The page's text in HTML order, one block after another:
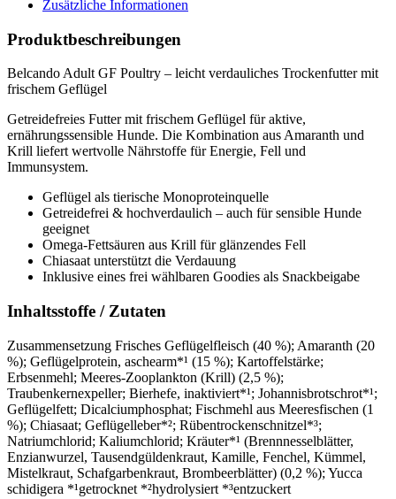
Zusätzliche Informationen
Produktbeschreibungen
Belcando Adult GF Poultry – leicht verdauliches Trockenfutter mit
frischem Geflügel
Getreidefreies Futter mit frischem Geflügel für aktive,
ernährungssensible Hunde. Die Kombination aus Amaranth und
Krill liefert wertvolle Nährstoffe für Energie, Fell und
Immunsystem.
Geflügel als tierische Monoproteinquelle
Getreidefrei & hochverdaulich – auch für sensible Hunde
geeignet
Omega-Fettsäuren aus Krill für glänzendes Fell
Chiasaat unterstützt die Verdauung
Inklusive eines frei wählbaren Goodies als Snackbeigabe
Inhaltsstoffe / Zutaten
Zusammensetzung Frisches Geflügelfleisch (40 %); Amaranth (20
%); Geflügelprotein, aschearm*¹ (15 %); Kartoffelstärke;
Erbsenmehl; Meeres-Zooplankton (Krill) (2,5 %);
Traubenkernexpeller; Bierhefe, inaktiviert*¹; Johannisbrotschrot*¹;
Geflügelfett; Dicalciumphosphat; Fischmehl aus Meeresfischen (1
%); Chiasaat; Geflügelleber*²; Rübentrockenschnitzel*³;
Natriumchlorid; Kaliumchlorid; Kräuter*¹ (Brennnesselblätter,
Enzianwurzel, Tausendgüldenkraut, Kamille, Fenchel, Kümmel,
Mistelkraut, Schafgarbenkraut, Brombeerblätter) (0,2 %); Yucca
schidigera *¹getrocknet *²hydrolysiert *³entzuckert